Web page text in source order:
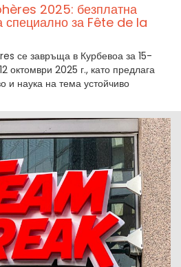
2025: безплатна
специално за Fête de la
се завръща в Курбевоа за 15-
октомври 2025 г., като предлага
и наука на тема устойчиво